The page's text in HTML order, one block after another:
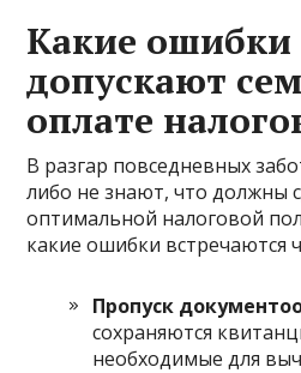
Какие ошибки
допускают
оплате
В разгар повседневных
либо не знают, что должны
оптимальной налоговой
какие ошибки встречаются
Пропуск
сохраняются
необходимые для